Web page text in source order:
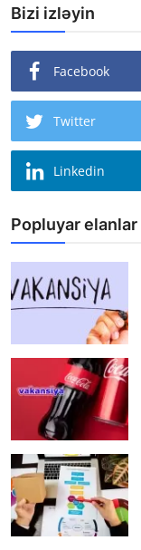
Bizi izləyin
Facebook
Twitter
Linkedin
Popluyar elanlar